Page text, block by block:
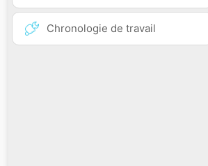
Chronologie de travail